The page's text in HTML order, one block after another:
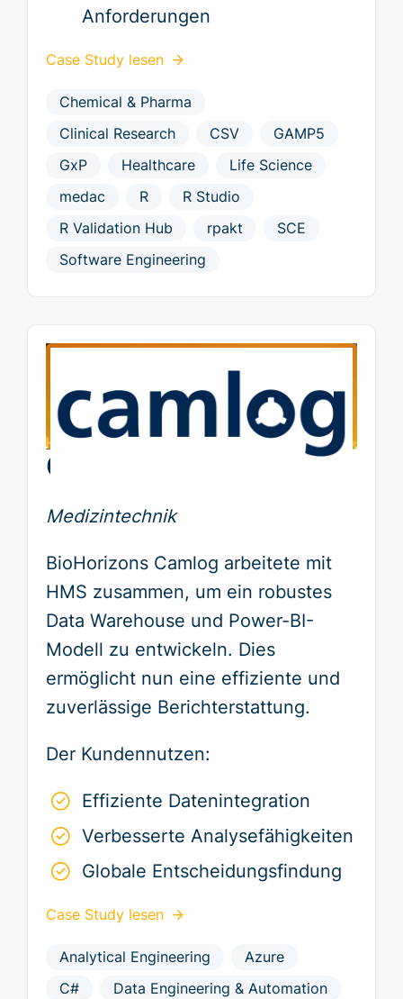
Anforderungen
Case Study lesen
Chemical & Pharma
Clinical Research
CSV
GAMP5
GxP
Healthcare
Life Science
medac
R
R Studio
R Validation Hub
rpakt
SCE
Software Engineering
Global BI
Medizintechnik
BioHorizons Camlog arbeitete mit
HMS zusammen, um ein robustes
Data Warehouse und Power-BI-
Modell zu entwickeln. Dies
ermöglicht nun eine effiziente und
zuverlässige Berichterstattung.
Der Kundennutzen:
Effiziente Datenintegration
Verbesserte Analysefähigkeiten
Globale Entscheidungsfindung
Case Study lesen
Analytical Engineering
Azure
C#
Data Engineering & Automation
Reporting Plattform
Case Study